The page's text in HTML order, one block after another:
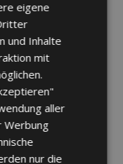
ganzen
jeden
eigene
und Inhalte
mit
aller
Werbung
nur die